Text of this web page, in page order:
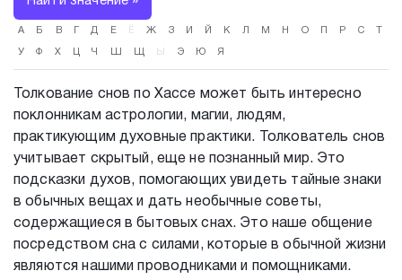
А Б В Д Е Ё Ж З И Й К Л М Н О Р С
У Ф Х Ц Ч Ш Щ Ы Э Ю Я
Толкование снов по Хассе может быть интересно
поклонникам астрологии, магии, людям,
практикующим духовные практики. Толкователь снов
учитывает скрытый, еще не познанный мир. Это
подсказки духов, помогающих увидеть тайные знаки
в обычных вещах и дать необычные советы,
содержащиеся в бытовых снах. Это наше общение
посредством сна с силами, которые в обычной жизни
являются нашими проводниками и помощниками.